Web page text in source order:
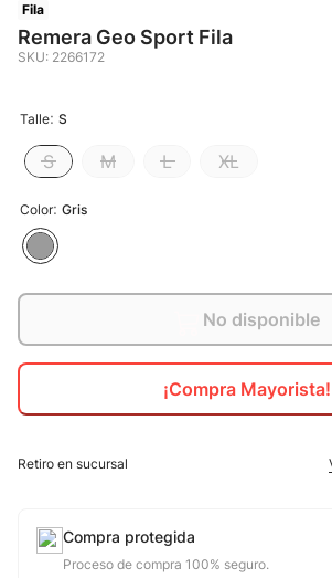
Fila
Remera Geo Sport Fila
SKU: 2266172
Color: Gris
Talle: S
L
M
S XL
No disponible
¡Compra Mayorista!
Retiro en sucursal
Compra protegida
Proceso de compra 100% seguro.
4. mochila
5.
7.
8.
10